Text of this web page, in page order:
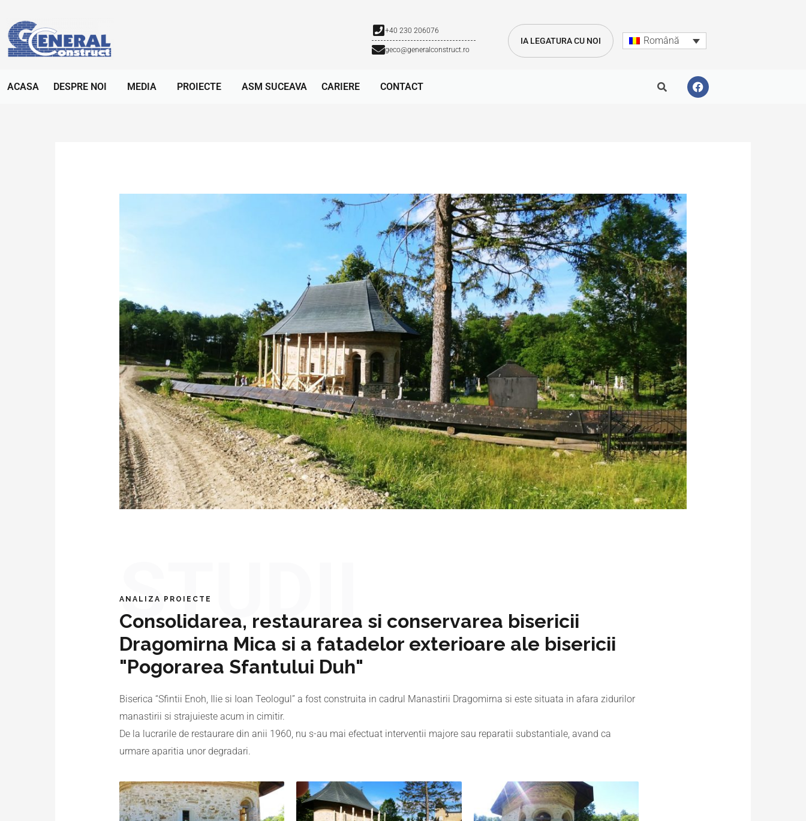
+40 230 206076
geco@generalconstruct.ro
IA LEGATURA CU NOI Română
ACASA DESPRE NOI MEDIA PROIECTE ASM SUCEAVA CARIERE CONTACT
STUDII
ANALIZA PROIECTE
Consolidarea, restaurarea si conservarea bisericii
Dragomirna Mica si a fatadelor exterioare ale bisericii
"Pogorarea Sfantului Duh"
Biserica “Sfintii Enoh, Ilie si Ioan Teologul” a fost construita in cadrul Manastirii Dragomirna si este situata in afara zidurilor
manastirii si strajuieste acum in cimitir.
De la lucrarile de restaurare din anii 1960, nu s-au mai efectuat interventii majore sau reparatii substantiale, avand ca
urmare aparitia unor degradari.